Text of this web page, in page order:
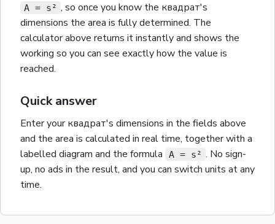
A = s² ,so once you know the квадрат's
dimensions the area is fully determined. The
calculator above returns it instantly and shows the
working so you can see exactly how the value is
reached.
Quick answer
Enter yourквадрат's dimensions in the fields above
and the area is calculated in real time, together with a
labelled diagram and the formula A = s² . No sign-
up, no ads in the result, and you can switch units at any
time.